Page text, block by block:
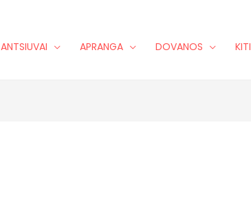
ANTSIUVAI APRANGA DOVANOS